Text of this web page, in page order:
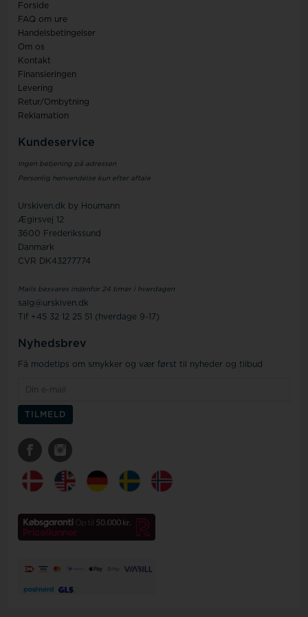
Forside
FAQ om ure
Handelsbetingelser
Om os
Kontakt
Finansieringen
Levering
Retur/Ombytning
Reklamation
Kundeservice
Ingen betjening på adressen
Personlig henvendelse kun efter aftale
Urskiven.dk by Houmann
Ægirsvej 12
3600 Frederikssund
Danmark
CVR DK43277774
Mails besvares indenfor 24 timer i hverdagen
salg@urskiven.dk
Tlf +45 32 12 25 51 (hverdage 9-17)
Nyhedsbrev
Få modetips om smykker og vær først til nyheder og tilbud